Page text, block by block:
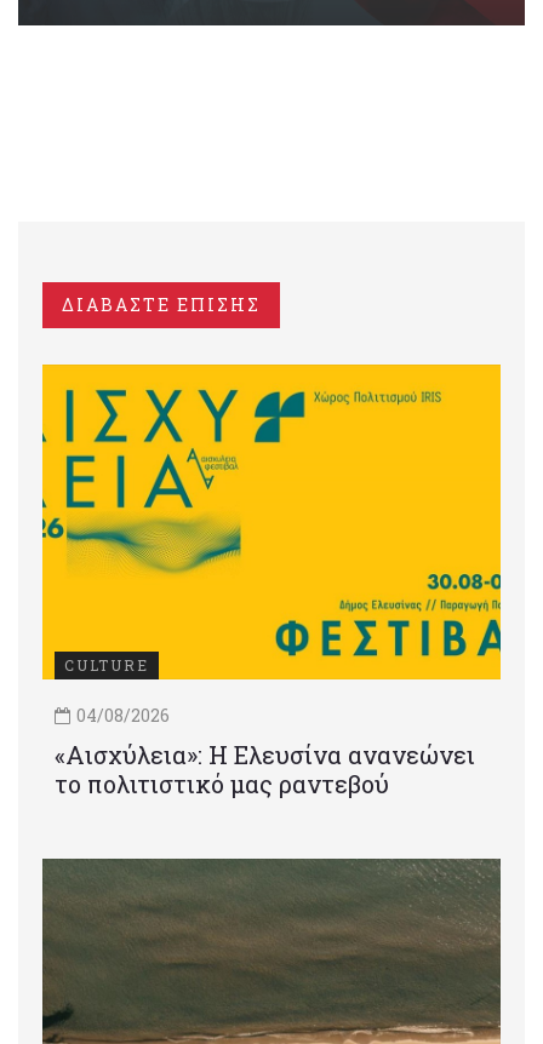
ΔΙΑΒΑΣΤΕ ΕΠΙΣΗΣ
CULTURE
04/08/2026
«Αισχύλεια»: Η Ελευσίνα ανανεώνει
το πολιτιστικό μας ραντεβού